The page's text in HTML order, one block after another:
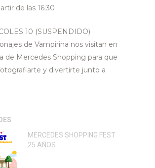
de las 16:30
10 (SUSPENDIDO)
de Vampirina nos visitan en
de Mercedes Shopping para que
y divertirte junto a
MERCEDES SHOPPING FEST
25 AÑOS